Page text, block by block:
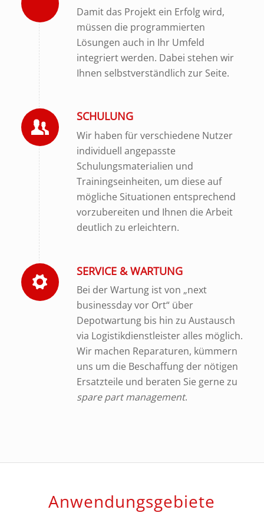
Damit das Projekt ein Erfolg wird,
müssen die programmierten
Lösungen auch in Ihr Umfeld
integriert werden. Dabei stehen wir
Ihnen selbstverständlich zur Seite.
SCHULUNG
Wir haben für verschiedene Nutzer
individuell angepasste
Schulungsmaterialien und
Trainingseinheiten, um diese auf
mögliche Situationen entsprechend
vorzubereiten und Ihnen die Arbeit
deutlich zu erleichtern.
SERVICE & WARTUNG
Bei der Wartung ist von „next
businessday vor Ort“ über
Depotwartung bis hin zu Austausch
via Logistikdienstleister alles möglich.
Wir machen Reparaturen, kümmern
uns um die Beschaffung der nötigen
Ersatzteile und beraten Sie gerne zu
spare part management.
Anwendungsgebiete